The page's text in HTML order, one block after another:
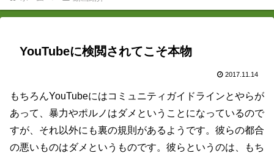
YouTubeに検閲されてこそ本物
2017.11.14
もちろんYouTubeにはコミュニティガイドラインとやらが
あって、暴力やポルノはダメということになっているので
すが、それ以外にも裏の規則があるようです。彼らの都合
の悪いものはダメというものです。彼らというのは、もち